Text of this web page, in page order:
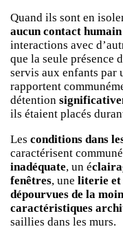
Quand ils sont en
aucun contact
interactions avec
que la seule présence
servis aux enfants par
rapportent
détention
ils étaient placés
Les conditions dans
caractérisent
inadéquate, un é
fenêtres, une literie et
dépourvues de la
caractéristiques
saillies dans les murs.